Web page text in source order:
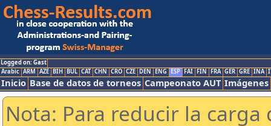
Logged on: Gast
Arabic ARM AZE BIH BUL CAT CHN CRO CZE DEN ENG ESP FAI FIN FRA GER GRE INA
Inicio Base de datos de torneos Campeonato AUT Imágenes
Nota: Para reducir la